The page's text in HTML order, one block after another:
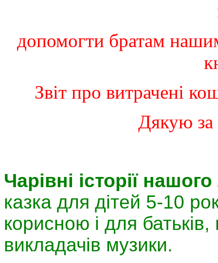
допомогти братам
Звіт про витрачені
Дякую за
Чарівні історії нашого
казка для дітей 5-10
корисною і для батьків,
викладачів музики.